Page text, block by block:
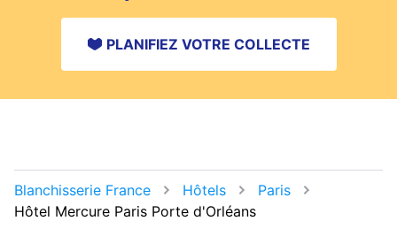
PLANIFIEZ VOTRE COLLECTE
Blanchisserie France Hôtels
Paris
Hôtel Mercure Paris Porte d'Orléans